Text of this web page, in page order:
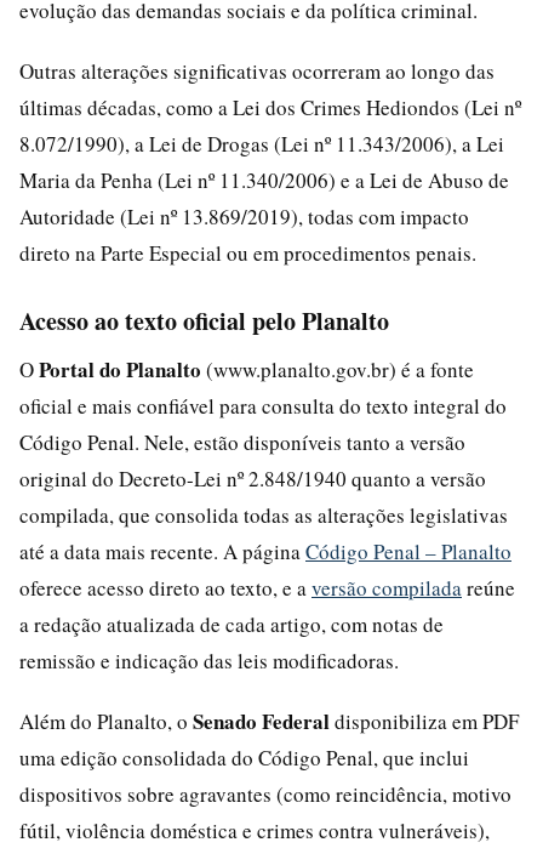
evolução das demandas sociais e da política criminal.
Outras alterações significativas ocorreram ao longo das
últimas décadas, como a Lei dos Crimes Hediondos (Lei nº
8.072/1990), a Lei de Drogas (Lei nº 11.343/2006), a Lei
Maria da Penha (Lei nº 11.340/2006) e a Lei de Abuso de
Autoridade (Lei nº 13.869/2019), todas com impacto
direto na Parte Especial ou em procedimentos penais.
Acesso ao texto oficial pelo Planalto
OPortal do Planalto (www.planalto.gov.br) é a fonte
oficial e mais confiável para consulta do texto integral do
Código Penal. Nele, estão disponíveis tanto a versão
original do Decreto-Lei nº 2.848/1940 quanto a versão
compilada, que consolida todas as alterações legislativas
até a data mais recente. A página Código Penal – Planalto
oferece acesso direto ao texto, e a versão compilada reúne
a redação atualizada de cada artigo, com notas de
remissão e indicação das leis modificadoras.
Além do Planalto, o Senado Federaldisponibiliza em PDF
uma edição consolidada do Código Penal, que inclui
dispositivos sobre agravantes (como reincidência, motivo
fútil, violência doméstica e crimes contra vulneráveis),